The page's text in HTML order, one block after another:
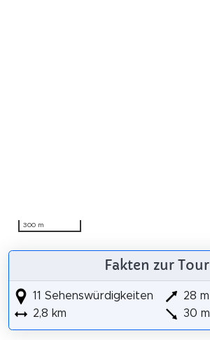
300 m
Fakten zur Tour
11 Sehenswürdigkeiten
2,8 km
28 m
30 m